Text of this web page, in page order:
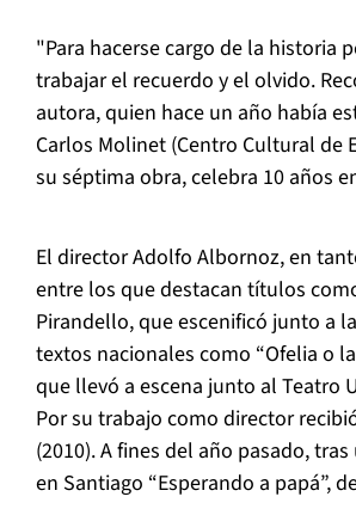
"Para hacerse cargo de la historia
trabajar el recuerdo y el olvido.
autora, quien hace un año había
Carlos Molinet (Centro Cultural de
su séptima obra, celebra 10 años
El director Adolfo Albornoz, en
entre los que destacan títulos
Pirandello, que escenificó junto a
textos nacionales como “Ofelia o
que llevó a escena junto al Teatro
Por su trabajo como director
(2010). A fines del año pasado,
en Santiago “Esperando a papá”,